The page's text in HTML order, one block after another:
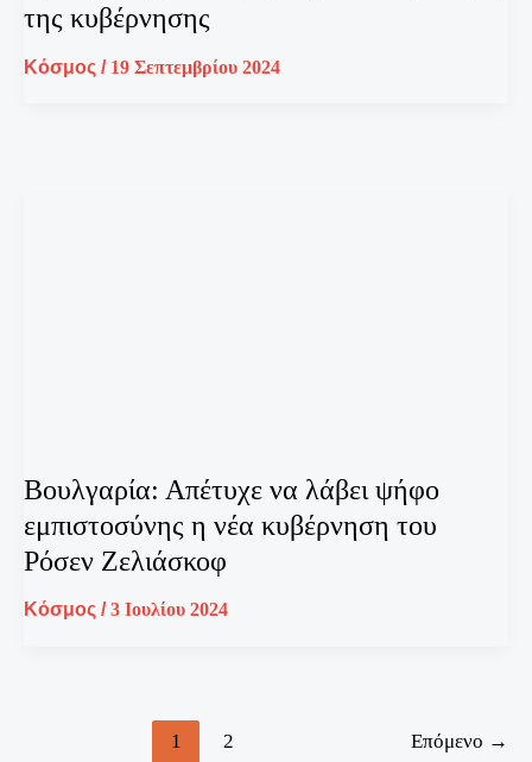
της κυβέρνησης
Κόσμος / 19 Σεπτεμβρίου 2024
Βουλγαρία: Απέτυχε να λάβει ψήφο
εμπιστοσύνης η νέα κυβέρνηση του
Ρόσεν Ζελιάσκοφ
Κόσμος /3 Ιουλίου 2024
1 2 Επόμενο →